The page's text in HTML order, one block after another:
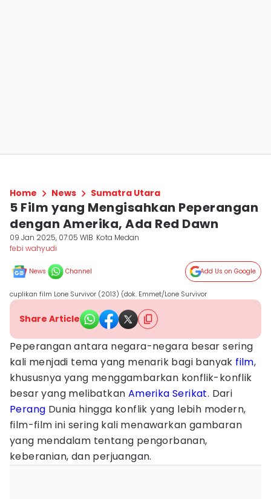
Home News Sumatra Utara
5 Film yang Mengisahkan Peperangan
dengan Amerika, Ada Red Dawn
09 Jan 2025, 07:05 WIB Kota Medan
febi wahyudi
News Channel Add Us on Google
cuplikan film Lone Survivor (2013) (dok. Emmet/Lone Survivor
Share Article
Peperangan antara negara-negara besar sering
kali menjadi tema yang menarik bagi banyak film,
khususnya yang menggambarkan konflik-konflik
besar yang melibatkan Amerika Serikat. Dari
Perang Dunia hingga konflik yang lebih modern,
film-film ini sering kali menawarkan gambaran
yang mendalam tentang pengorbanan,
keberanian, dan perjuangan.